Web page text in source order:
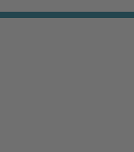
senden
die
Sie
in jedem